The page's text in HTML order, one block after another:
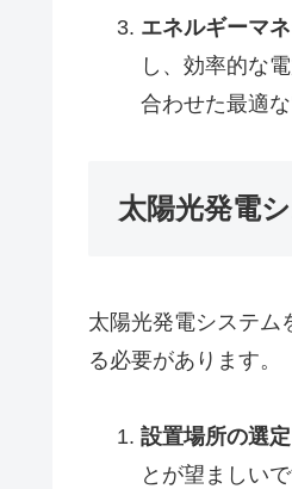
エネルギーマ
し、効率的な
合わせた最適
太陽光発電
太陽光発電システム
る必要があります。
設置場所の選定
とが望ましい